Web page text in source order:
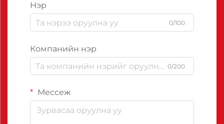
Нэр
0/100
Компанийн нэр
0/200
Мессеж